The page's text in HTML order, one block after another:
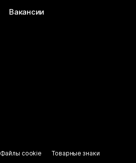
Вакансии
Файлы cookie Товарные знаки